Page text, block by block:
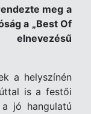
meg a
a „Best Of
a helyszínén
is a festői
jó hangulatú